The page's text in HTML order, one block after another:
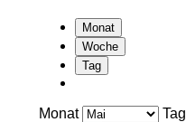
Monat
Woche
Tag
Monat Tag